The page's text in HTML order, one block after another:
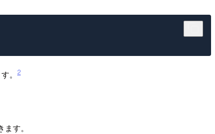
。 2
す。